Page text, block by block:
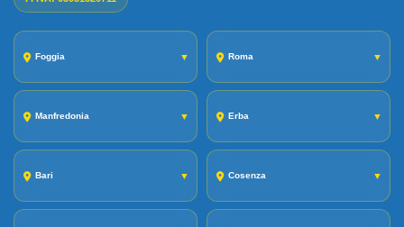
Foggia ▼ Roma ▼
Manfredonia ▼ Erba ▼
Bari ▼ Cosenza ▼